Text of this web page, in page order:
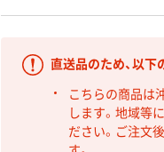
直送品のため、以下
こちらの商品は
します。地域等
ださい。ご注文